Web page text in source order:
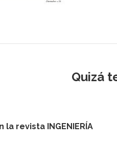
Quizá
la revista INGENIERÍA